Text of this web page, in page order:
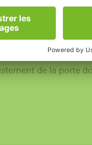
de support
de la porte